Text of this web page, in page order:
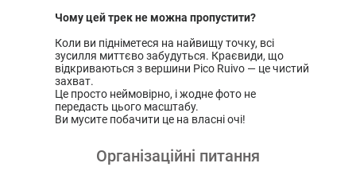
Чому цей трек не можна пропустити?
Коли ви підніметеся на найвищу точку, всі
зусилля миттєво забудуться. Краєвиди, що
відкриваються з вершини Pico Ruivo — це чистий
захват.
Це просто неймовірно, і жодне фото не
передасть цього масштабу.
Ви мусите побачити це на власні очі!
Організаційні питання